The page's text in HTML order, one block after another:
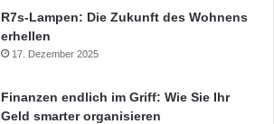
R7s-Lampen: Die Zukunft des Wohnens
erhellen
17. Dezember 2025
Finanzen endlich im Griff: Wie Sie Ihr
Geld smarter organisieren